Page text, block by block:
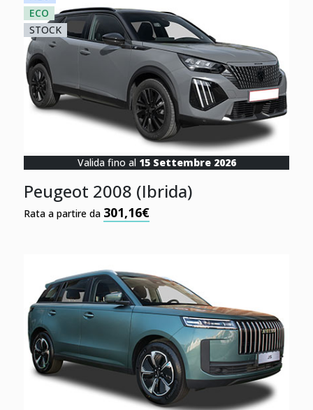
ECO
STOCK
Valida fino al 15 Settembre 2026
Peugeot 2008 (Ibrida)
Rata a partire da 301,16€